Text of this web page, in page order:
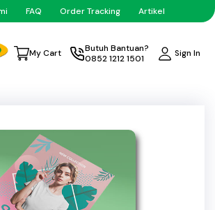
FAQ Order Tracking Artikel
My Cart
Butuh Bantuan?
0852 1212 1501
Sign In